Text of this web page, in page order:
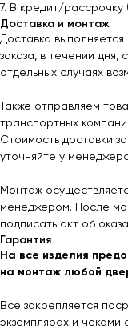
7. В кредит/
Доставка и монтаж
Доставка
заказа, в течении дня,
отдельных случаях
Также отправляем
транспортных
Стоимость доставки
уточняйте у
Монтаж
менеджером. После
подписать акт об
Гарантия
На все изделия
на монтаж любой
Все закрепляется
экземплярах и чеками